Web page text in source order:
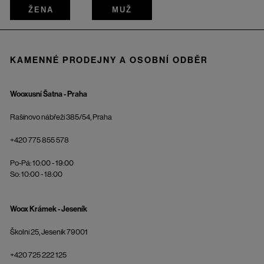
ŽENA MUŽ
KAMENNÉ PRODEJNY A OSOBNÍ ODBĚR
Wooxusní Šatna - Praha
Rašínovo nábřeží 385/54, Praha
+420 775 855 578
Po-Pá: 10:00 - 19:00
So: 10:00 - 18:00
Woox Krámek - Jeseník
Školní 25, Jeseník 79001
+420 725 222 125